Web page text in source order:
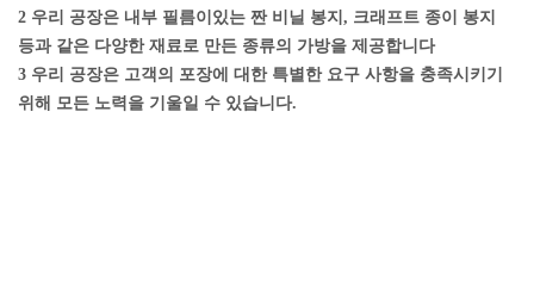
2 우리 공장은 내부 필름이있는 짠 비닐 봉지, 크래프트 종이 봉지
등과 같은 다양한 재료로 만든 종류의 가방을 제공합니다
3 우리 공장은 고객의 포장에 대한 특별한 요구 사항을 충족시키기
위해 모든 노력을 기울일 수 있습니다.